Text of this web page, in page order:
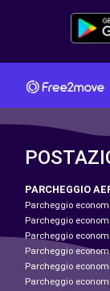
PARCHEGGIO
Parcheggio
Parcheggio
Parcheggio
Parcheggio
Parcheggio
Parcheggio